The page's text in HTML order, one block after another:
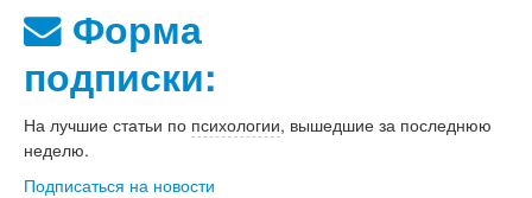
Форма
подписки:
На лучшие статьи по психологии, вышедшие за последнюю
неделю.
Подписаться на новости